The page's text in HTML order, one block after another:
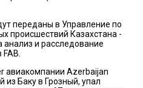
переданы в Управление по
происшествий Казахстана -
анализ и расследование
авиакомпании Azerbaijan
Баку в Грозный, упал